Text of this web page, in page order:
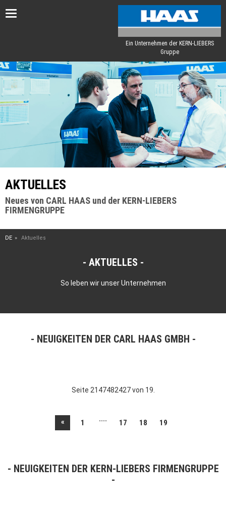
Toggle
Ein Unternehmen der KERN-LIEBERS
Gruppe
AKTUELLES
Neues von CARL HAAS und der KERN-LIEBERS
FIRMENGRUPPE
DE Aktuelles
AKTUELLES
So leben wir unser Unternehmen
NEUIGKEITEN DER CARL HAAS GMBH
Seite 2147482427 von 19.
« 1 .... 17 18 19
NEUIGKEITEN DER KERN-LIEBERS FIRMENGRUPPE